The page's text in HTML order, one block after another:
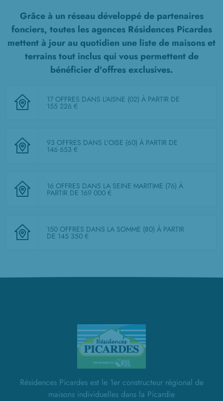
Grâce à un réseau développé de partenaires
fonciers, toutes les agences Résidences Picardes
mettent à jour au quotidien une liste de maisons et
terrains tout inclusqui vous permettent de
bénéficier d'offres exclusives.
17 OFFRES DANS L'AISNE (02) À PARTIR DE
155 226 €
93 OFFRES DANS L'OISE (60) À PARTIR DE
146 653 €
16 OFFRES DANS LA SEINE MARITIME (76) À
PARTIR DE 169 000 €
150 OFFRES DANS LA SOMME (80) À PARTIR
DE 145 350 €
Résidences Picardes est le 1er constructeur régional de
maisons individuelles dans la Picardie